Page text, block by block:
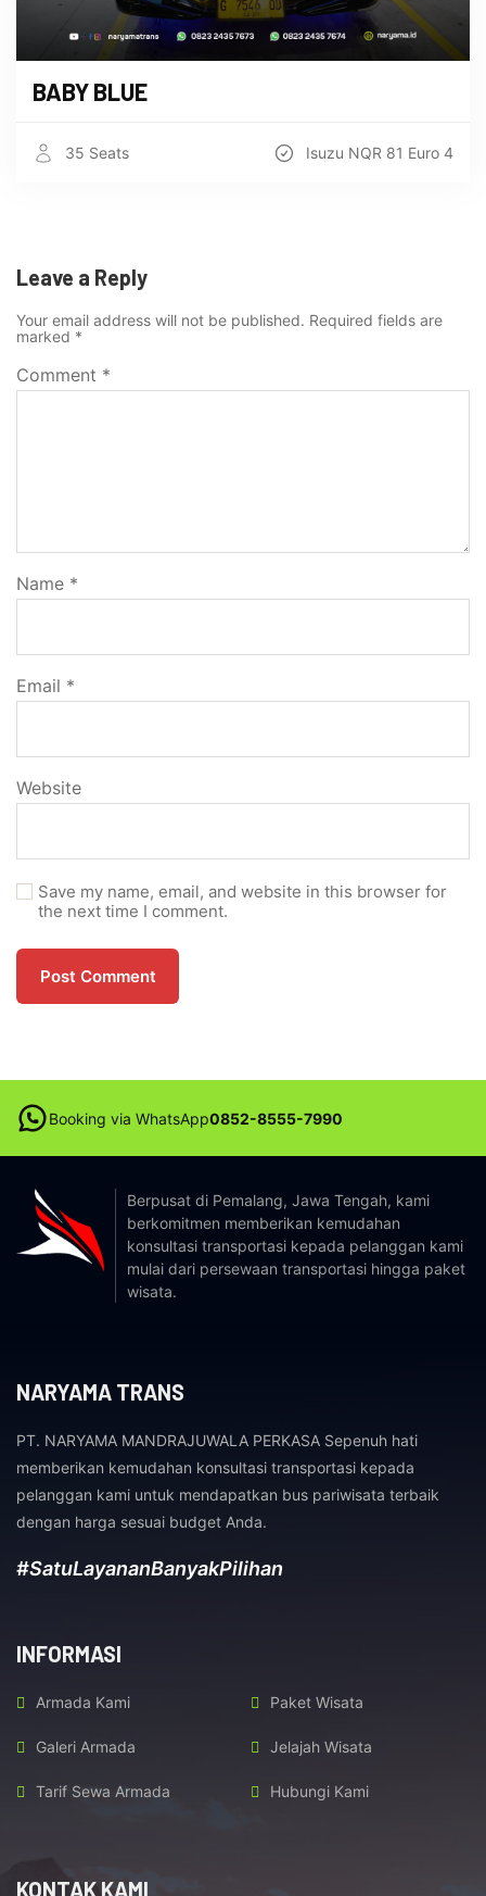
BABY BLUE
35 Seats Isuzu NQR 81 Euro 4
Leave a Reply
Your email address will not be published. Required fields are
marked *
Comment *
Name *
Email *
Website
Save my name, email, and website in this browser for
the next time I comment.
Booking via WhatsApp0852-8555-7990
Berpusat di Pemalang, Jawa Tengah, kami
berkomitmen memberikan kemudahan
konsultasi transportasi kepada pelanggan kami
mulai dari persewaan transportasi hingga paket
wisata.
NARYAMA TRANS
PT. NARYAMA MANDRAJUWALA PERKASA Sepenuh hati
memberikan kemudahan konsultasi transportasi kepada
pelanggan kami untuk mendapatkan bus pariwisata terbaik
dengan harga sesuai budget Anda.
#SatuLayananBanyakPilihan
INFORMASI
Armada Kami
Galeri Armada
Tarif Sewa Armada
Paket Wisata
Jelajah Wisata
Hubungi Kami
KONTAK KAMI